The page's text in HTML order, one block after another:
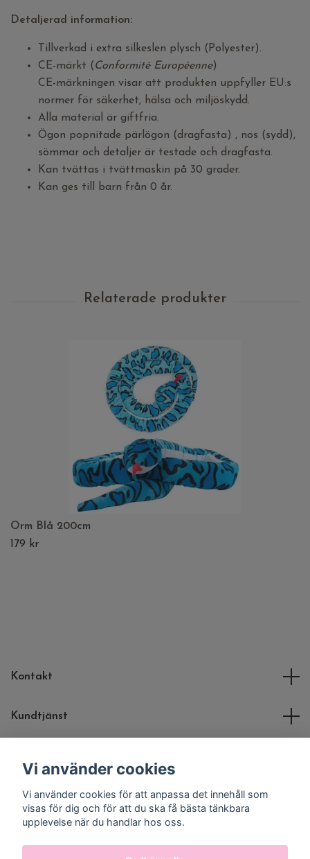
Detaljerad information:
Tillverkad i extra silkeslen plysch (Polyester).
CE-märkt ( Conformité Européenne)
CE-märkningen visar att produkten uppfyller EU:s
normer för säkerhet, hälsa och miljöskydd.
Alla material är giftfria.
Ögon popnitade pärlögon (dragfasta) , nos (sydd),
sömmar och detaljer är testade och dragfasta.
Kan tvättas i tvättmaskin på 30 grader.
Kan ges till barn från 0 år.
Orm Blå 200cm
179 kr
Kontakt
Kundtjänst
Sociala medier
Vi använder cookies
Vi använder cookies för att anpassa det innehåll som
visas för dig och för att du ska få bästa tänkbara
upplevelse när du handlar hos oss.